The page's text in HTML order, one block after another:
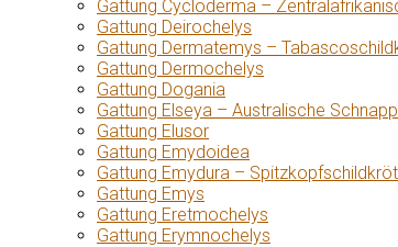
Gattung Cycloderma –
Gattung Deirochelys
Gattung Dermatemys –
Gattung Dermochelys
Gattung Dogania
Gattung Elseya – Australische
Gattung Elusor
Gattung Emydoidea
Gattung Emydura –
Gattung Emys
Gattung Eretmochelys
Gattung Erymnochelys